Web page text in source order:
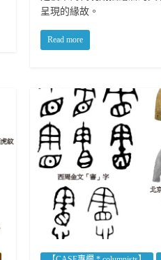
呈現的緣故。
Read more